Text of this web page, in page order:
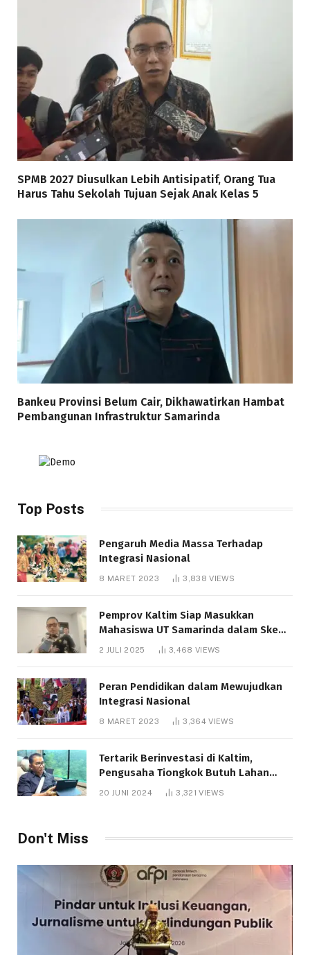
SPMB 2027 Diusulkan Lebih Antisipatif, Orang Tua
Harus Tahu Sekolah Tujuan Sejak Anak Kelas 5
Bankeu Provinsi Belum Cair, Dikhawatirkan Hambat
Pembangunan Infrastruktur Samarinda
Top Posts
Pengaruh Media Massa Terhadap
Integrasi Nasional
8 MARET 2023 3,838VIEWS
Pemprov Kaltim Siap Masukkan
Mahasiswa UT Samarinda dalam Skema
Bantuan Pendidikan Gratispol
2 JULI 2025 3,468 VIEWS
Peran Pendidikan dalam Mewujudkan
Integrasi Nasional
8 MARET 2023 3,364VIEWS
Tertarik Berinvestasi di Kaltim,
Pengusaha Tiongkok Butuh Lahan
1.000 Hektare
20 JUNI 2024 3,321VIEWS
Don't Miss